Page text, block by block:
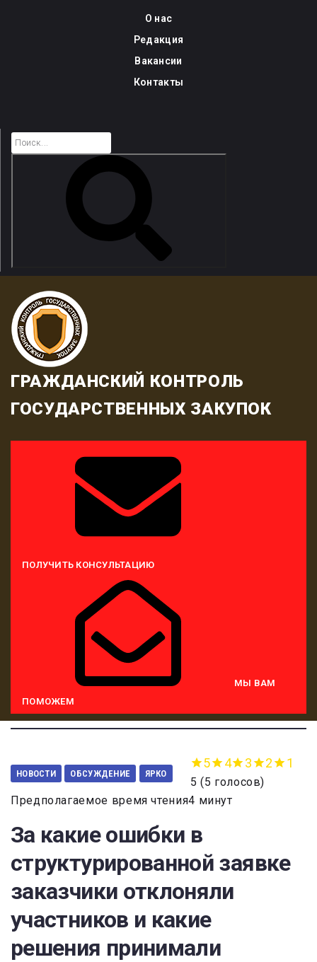
О нас
Редакция
Вакансии
Контакты
ГРАЖДАНСКИЙ КОНТРОЛЬ
ГОСУДАРСТВЕННЫХ ЗАКУПОК
ПОЛУЧИТЬ КОНСУЛЬТАЦИЮ
МЫ ВАМ
ПОМОЖЕМ
НОВОСТИ ОБСУЖДЕНИЕ ЯРКО
5 4 3 2 1
5 (5 голосов)
Предполагаемое время чтения4 минут
За какие ошибки в
структурированной заявке
заказчики отклоняли
участников и какие
решения принимали